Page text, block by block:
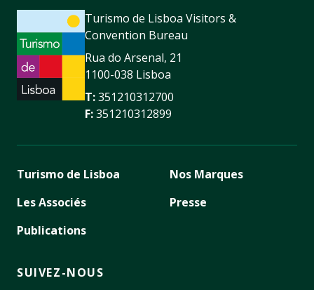
Turismo de Lisboa Visitors &
Convention Bureau
Rua do Arsenal, 21
1100-038 Lisboa
T:351210312700
F:351210312899
Turismo de Lisboa
Les Associés
Publications
Nos Marques
Presse
SUIVEZ-NOUS